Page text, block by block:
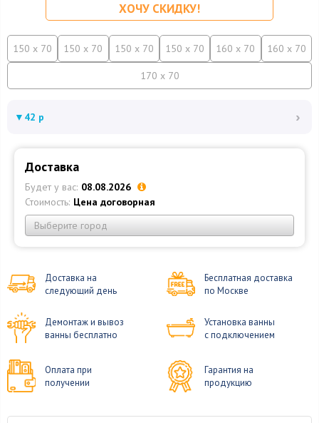
ХОЧУ СКИДКУ!
150 x 70 150 x 70 150 x 70 150 x 70 160 x 70 160 x 70
170 x 70
▼ 42 р ›
Доставка
Будет у вас: 08.08.2026
Стоимость: Цена договорная
Выберите город
Доставка на
следующий день
Бесплатная доставка
по Москве
Демонтаж и вывоз
ванны бесплатно
Установка ванны
с подключением
Оплата при
получении
Гарантия на
продукцию